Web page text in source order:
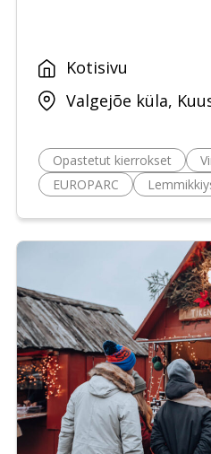
Kotisivu
Valgejõe küla,
Opastetut kierrokset
EUROPARC